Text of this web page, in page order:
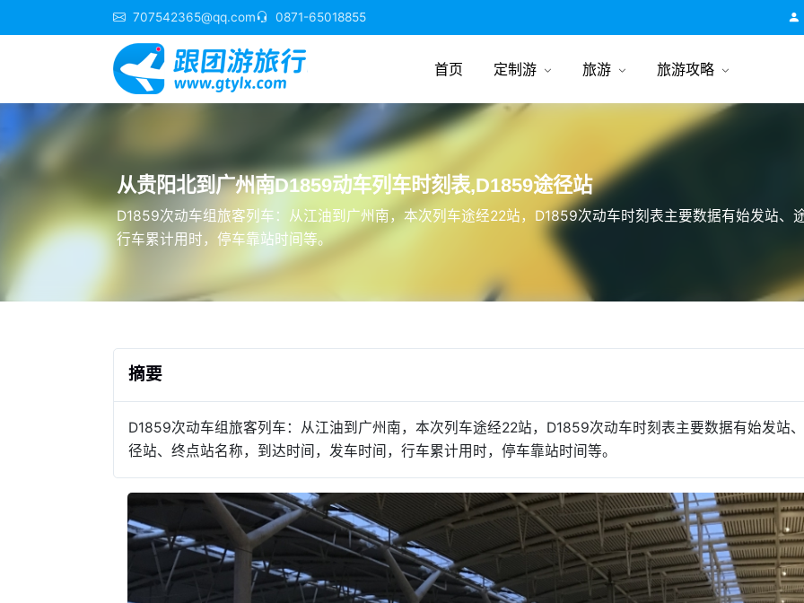
707542365@qq.com 0871-65018855
首页 定制游 旅游 旅游攻略
从贵阳北到广州南D1859动车列车时刻表,D1859途径站
D1859次动车组旅客列车：从江油到广州南，本次列车途经22站，D1859次动车时刻表主要数据有始发站、
行车累计用时，停车靠站时间等。
摘要
D1859次动车组旅客列车：从江油到广州南，本次列车途经22站，D1859次动车时刻表主要数据有始发站
径站、终点站名称，到达时间，发车时间，行车累计用时，停车靠站时间等。